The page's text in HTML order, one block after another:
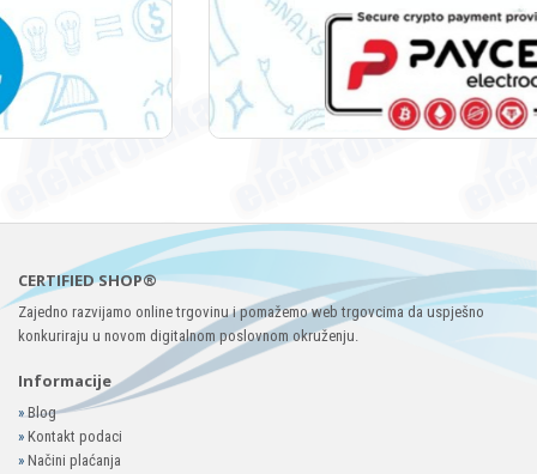
CERTIFIED SHOP®
Zajedno razvijamo online trgovinu i pomažemo web trgovcima da uspješno
konkuriraju u novom digitalnom poslovnom okruženju.
Informacije
»Blog
» Kontakt podaci
» Načini plaćanja